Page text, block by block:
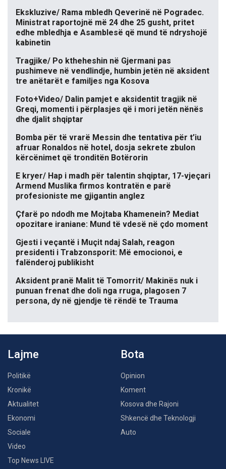
Ekskluzive/ Rama mbledh Qeverinë në Pogradec.
Ministrat raportojnë më 24 dhe 25 gusht, pritet
edhe mbledhja e Asamblesë që mund të ndryshojë
kabinetin
Tragjike/ Po ktheheshin në Gjermani pas
pushimeve në vendlindje, humbin jetën në aksident
tre anëtarët e familjes nga Kosova
Foto+Video/ Dalin pamjet e aksidentit tragjik në
Greqi, momenti i përplasjes që i mori jetën nënës
dhe djalit shqiptar
Bomba për të vrarë Messin dhe tentativa për t’iu
afruar Ronaldos në hotel, dosja sekrete zbulon
kërcënimet që tronditën Botërorin
E kryer/ Hap i madh për talentin shqiptar, 17-vjeçari
Armend Muslika firmos kontratën e parë
profesioniste me gjigantin anglez
Çfarë po ndodh me Mojtaba Khamenein? Mediat
opozitare iraniane: Mund të vdesë në çdo moment
Gjesti i veçantë i Muçit ndaj Salah, reagon
presidenti i Trabzonsporit: Më emocionoi, e
falënderoj publikisht
Aksident pranë Malit të Tomorrit/ Makinës nuk i
punuan frenat dhe doli nga rruga, plagosen 7
persona, dy në gjendje të rëndë te Trauma
Lajme
Politikë
Kronikë
Aktualitet
Ekonomi
Sociale
Video
Top News LIVE
Bota
Opinion
Koment
Kosova dhe Rajoni
Shkencë dhe Teknologji
Auto